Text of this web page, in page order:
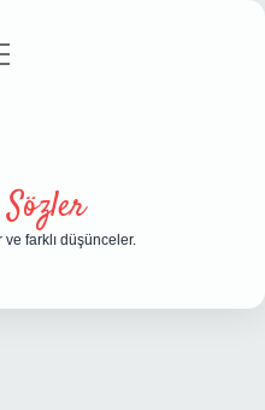
ve farklı düşünceler.